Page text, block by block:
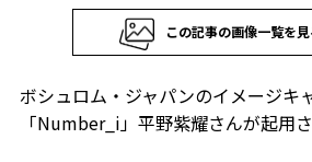
この記事の画像一覧を見
ボシュロム・ジャパンのイメージキ
「Number_i」平野紫耀さんが起用さ